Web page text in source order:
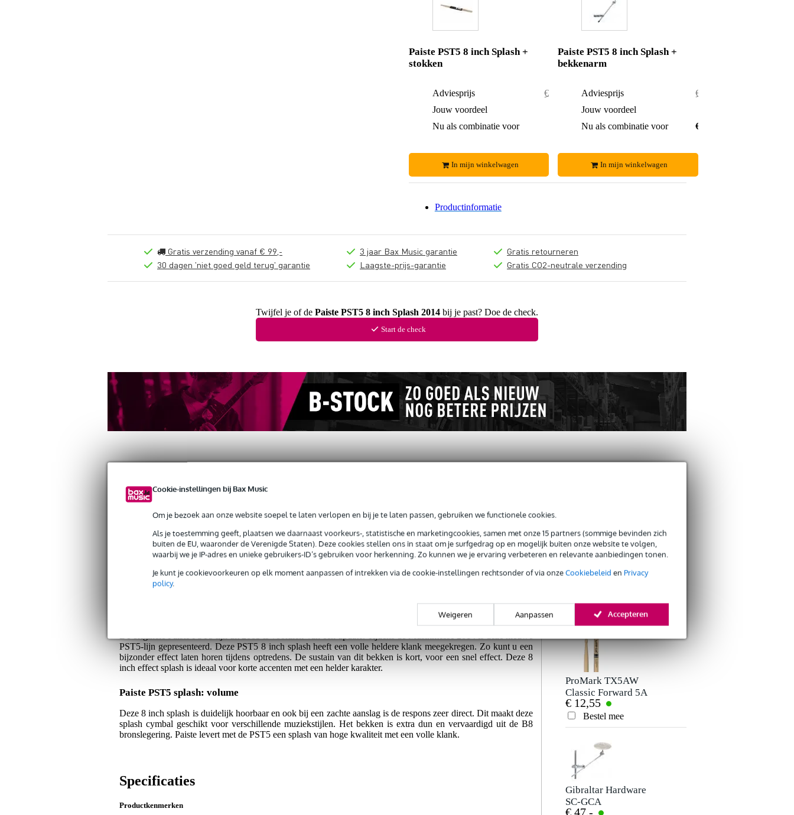
Cookie-instellingen bij Bax Music
Om je bezoek aan onze website soepel te laten verlopen en bij je te laten passen, gebruiken we functionele cookies.
Als je toestemming geeft, plaatsen we daarnaast voorkeurs-, statistische en marketingcookies, samen met onze 15 partners (sommige bevinden zich
buiten de EU, waaronder de Verenigde Staten). Deze cookies stellen ons in staat om je surfgedrag op en mogelijk buiten onze website te volgen,
waarbij we je IP-adres en unieke gebruikers-ID’s gebruiken voor herkenning. Zo kunnen we je ervaring verbeteren en relevante aanbiedingen tonen.
Je kunt je cookievoorkeuren op elk moment aanpassen of intrekken via de cookie-instellingen rechtsonder of via onzeCookiebeleid en Privacy
policy.
Weigeren Aanpassen Accepteren
Paiste PST5 8 inch Splash +
stokken
Adviesprijs
€ 55,90
Jouw voordeel
Nu als combinatie voor
In mijn winkelwagen
Paiste PST5 8 inch Splash +
bekkenarm
Adviesprijs
€ 107,-
Jouw voordeel
Nu als combinatie voor
€ 105,-
In mijn winkelwagen
Productinformatie
Gratis verzending vanaf € 99,-
30 dagen 'niet goed geld terug' garantie
3 jaar Bax Music garantie
Laagste-prijs-garantie
Gratis retourneren
Gratis CO2-neutrale verzending
Twijfel je of de Paiste PST5 8 inch Splash 2014 bij je past? Doe de check.
Start de check
Productinformatie Video's (1) Reviews
Paiste PST5 8 inch Splash 2014
Servicebelofte
Bax Music Garantie: Op dit product krijg je 3 jaar Bax Music Garantie.
Op dit product krijg je 3 jaar Bax Music Garantie.
PST5-lijn gepresenteerd. Deze PST5 8 inch splash heeft een volle heldere klank meegekregen. Zo kunt u een
bijzonder effect laten horen tijdens optredens. De sustain van dit bekken is kort, voor een snel effect. Deze 8
inch effect splash is ideaal voor korte accenten met een helder karakter.
Paiste PST5 splash: volume
Deze 8 inch splash is duidelijk hoorbaar en ook bij een zachte aanslag is de respons zeer direct. Dit maakt deze
splash cymbal geschikt voor verschillende muziekstijlen. Het bekken is extra dun en vervaardigd uit de B8
bronslegering. Paiste levert met de PST5 een splash van hoge kwaliteit met een volle klank.
Specificaties
Productkenmerken
Vic Firth American
hickory met houten
Bestel mee
ProMark TX5AW
Classic Forward 5A
hickory
drumstokken
€ 12,55
Bestel mee
Gibraltar Hardware
SC-GCA
€ 47,-